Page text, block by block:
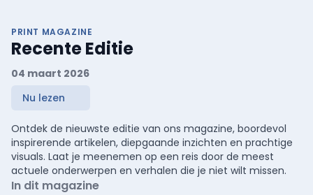
PRINT MAGAZINE
Recente Editie
04 maart 2026
Nu lezen
Ontdek de nieuwste editie van ons magazine, boordevol
inspirerende artikelen, diepgaande inzichten en prachtige
visuals. Laat je meenemen op een reis door de meest
actuele onderwerpen en verhalen die je niet wilt missen.
In dit magazine